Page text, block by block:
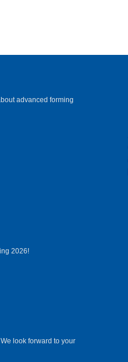
advanced forming
2026!
look forward to your